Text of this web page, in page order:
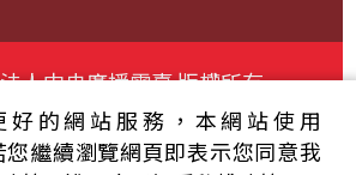
人中央廣播電臺 版權所有
明
服務條款 隱私權條款
好的網站服務，本網站使用
您繼續瀏覽網頁即表示您同意我